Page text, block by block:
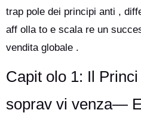
trap pole dei principi anti ,
aff olla to e scala re un
vendita globale .
Capit olo 1: Il Princi
soprav vi venza—